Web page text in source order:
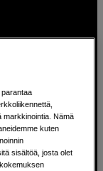
markkinointia. Nämä
kuten
sisältöä, josta olet